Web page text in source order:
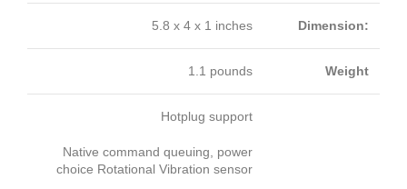
Dimension:
5.8 x 4 x 1 inches
Weight
1.1 pounds
Hotplug support
Native command queuing, power
choice Rotational Vibration sensor